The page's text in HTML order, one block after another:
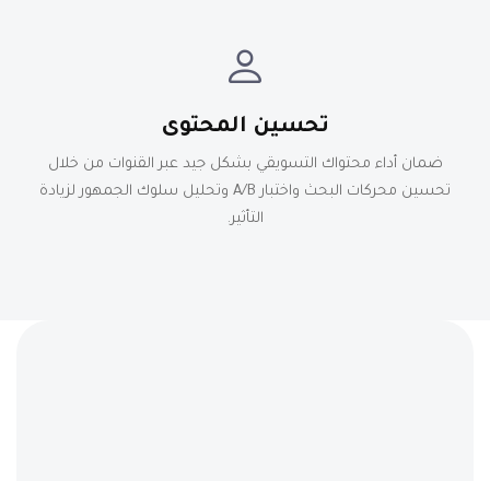
تحسين المحتوى
ضمان أداء محتواك التسويقي بشكل جيد عبر القنوات من خلال
تحسين محركات البحث واختبار A/B وتحليل سلوك الجمهور لزيادة
التأثير.